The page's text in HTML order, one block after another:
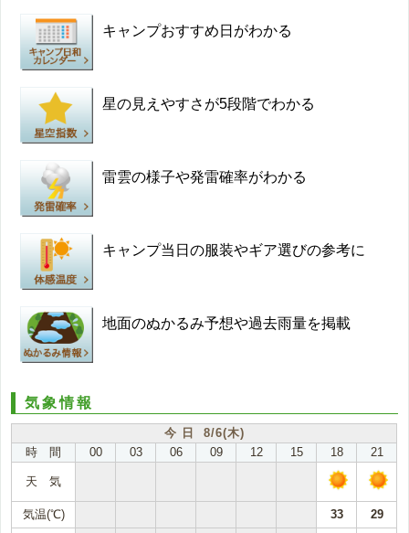
キャンプおすすめ日がわかる
星の見えやすさが5段階でわかる
雷雲の様子や発雷確率がわかる
キャンプ当日の服装やギア選びの参考に
地面のぬかるみ予想や過去雨量を掲載
気象情報
今 日 8/6(木)
時 間
00 03 06 09 12 15 18 21
天 気
気温(℃) 33
29